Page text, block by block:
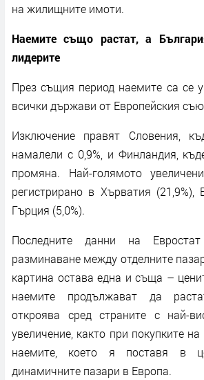
на жилищните имоти.
Наемите също растат, а
лидерите
През същия период наемите са се
всички държави от Европейския
Изключение правят Словения,
намалели с 0,9%, и Финландия,
промяна. Най-голямото
регистрирано в Хърватия (21,9%),
Гърция (5,0%).
Последните данни на
разминаване между отделните
картина остава една и съща –
наемите продължават да
откроява сред страните с най-
увеличение, както при покупките
наемите, което я поставя в
динамичните пазари в Европа.